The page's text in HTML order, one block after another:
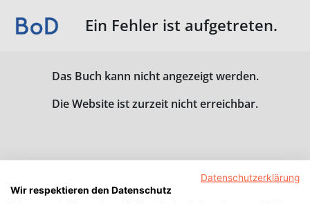
Ein Fehler ist aufgetreten.
Das Buch kann nicht angezeigt werden.
Die Website ist zurzeit nicht erreichbar.
Datenschutzerklärung
Wir respektieren den Datenschutz